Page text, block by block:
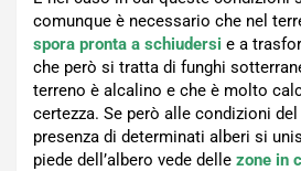
comunque è necessario che nel
spora pronta a schiudersi e a
che però si tratta di funghi
terreno è alcalino e che è molto
certezza. Se però alle condizioni
presenza di determinati alberi si
piede dell’albero vede delle zone in